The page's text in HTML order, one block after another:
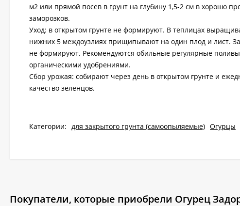
м2 или прямой посев в грунт на глубину 1,5-2 см в хорошо
заморозков.
Уход: в открытом грунте не формируют. В теплицах
нижних 5 междоузлиях прищипывают на один плод и лист.
не формируют. Рекомендуются обильные регулярные
органическими удобрениями.
Сбор урожая: собирают через день в открытом грунте и
качество зеленцов.
Категории: для закрытого грунта (самоопыляемые) Огурцы
Покупатели, которые приобрели Огурец